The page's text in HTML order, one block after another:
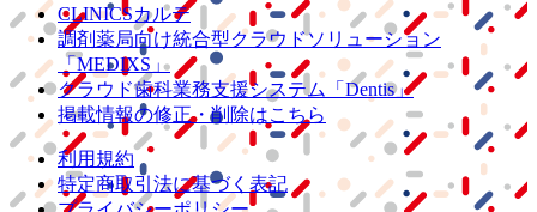
CLINICSカルテ
調剤薬局向け統合型クラウドソリューション
「MEDIXS」
クラウド歯科業務支援システム
「Dentis」
掲載情報の修正・削除はこちら
利用規約
特定商取引法に基づく表記